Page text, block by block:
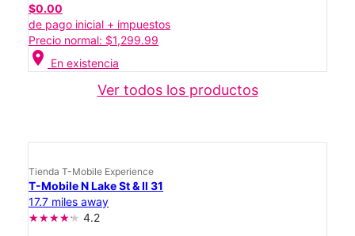
$0.00
de pago inicial + impuestos
Precio normal: $1,299.99
location_on En existencia
Ver todos los productos
Tienda T-Mobile Experience
T-Mobile N Lake St & Il 31
17.7 miles away
4.2